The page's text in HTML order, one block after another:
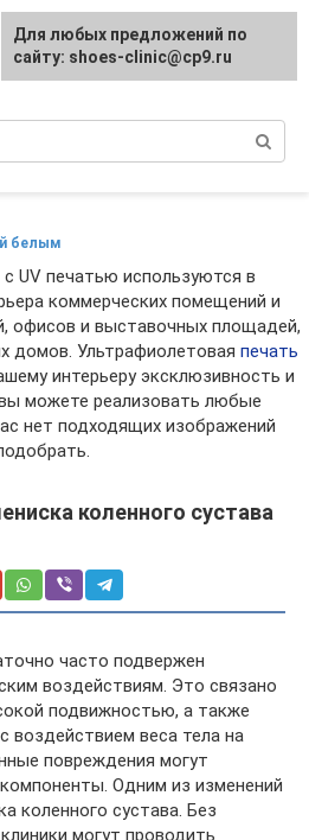
и
белым
UV печатью используются в
коммерческих помещений и
офисов и выставочных площадей,
домов. Ультрафиолетовая печать
интерьеру эксклюзивность и
можете реализовать любые
нет подходящих изображений
коленного сустава
часто подвержен
воздействиям. Это связано
подвижностью, а также
воздействием веса тела на
повреждения могут
Одним из изменений
коленного сустава. Без
могут проводить
Для любых предложений по
сайту: shoes-clinic@cp9.ru